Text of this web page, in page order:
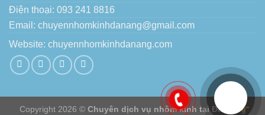
Điện thoại: 093 241 8816
Email: chuyennhomkinhdanang@gmail.com
Website: chuyennhomkinhdanang.com
Copyright 2026 © Chuyên dịch vụ nhôm kính tại Đà Nẵng